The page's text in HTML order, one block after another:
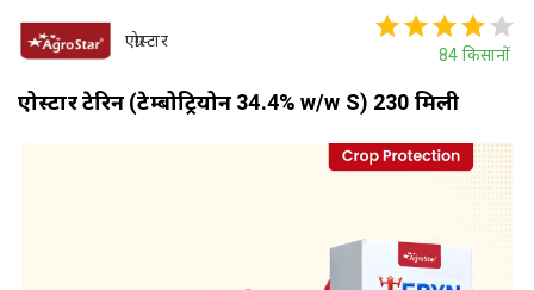
एग्रोस्टार
84 किसानों
एग्रोस्टार टेरिन (टेम्बोट्रियोन 34.4% w/w S) 230 मिली